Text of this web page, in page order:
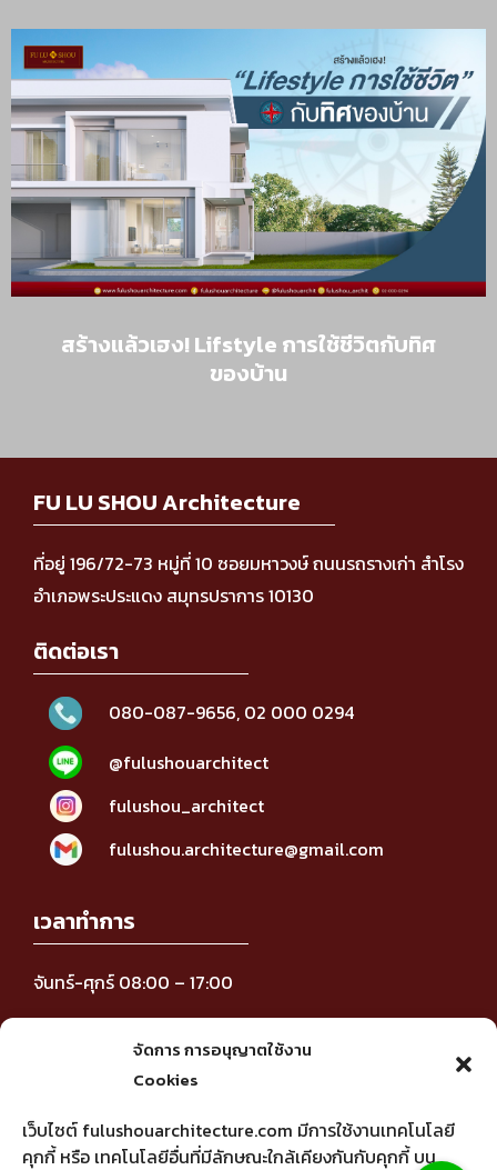
จัดการ การอนุญาตใช้งาน
Cookies
เว็บไซต์ fulushouarchitecture.com มีการใช้งานเทคโนโลยี
คุกกี้ หรือ เทคโนโลยีอื่นที่มีลักษณะใกล้เคียงกันกับคุกกี้ บน
สร้างแล้วเฮง! Lifstyle การใช้ชีวิตกับทิศ
ของบ้าน
FU LU SHOU Architecture
ที่อยู่ 196/72-73 หมู่ที่ 10 ซอยมหาวงษ์ ถนนรถรางเก่า สำโรง
อำเภอพระประแดง สมุทรปราการ 10130
ติดต่อเรา
080-087-9656, 02 000 0294
@fulushouarchitect
fulushou_architect
fulushou.architecture@gmail.com
เวลาทำการ
จันทร์-ศุกร์ 08:00 – 17:00
ติดตามข่าวสาร